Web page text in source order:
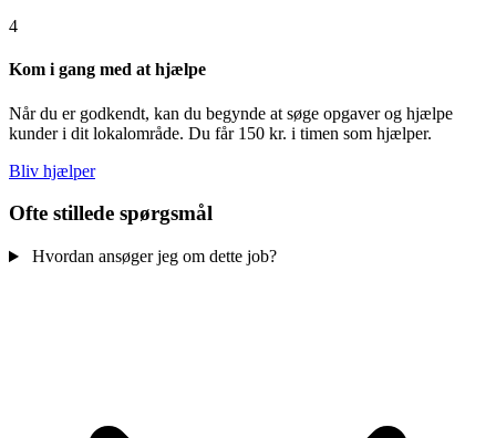
4
Kom i gang med at hjælpe
Når du er godkendt, kan du begynde at søge opgaver og hjælpe
kunder i dit lokalområde. Du får 150 kr. i timen som hjælper.
Bliv hjælper
Ofte stillede spørgsmål
Hvordan ansøger jeg om dette job?